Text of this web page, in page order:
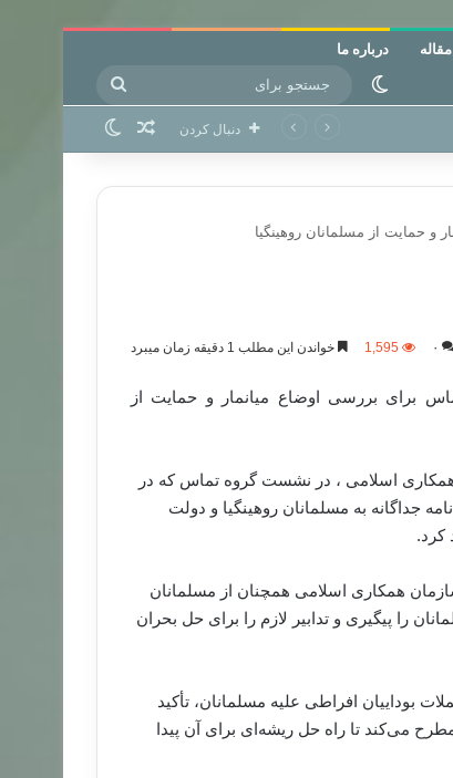
درباره ما
تغییر پوسته
برای دنبال کردن نوشته تصادفی
حمایت از مسلمانان روهینگیا
۰ 1,595 خواندن این مطلب 1 دقیقه زمان میبرد
برای بررسی اوضاع میانمار و حمایت از
همکاری اسلامی ، در نشست گروه تماس که در
جداگانه به مسلمانان روهینگیا و دولت
کرد.
همکاری اسلامی همچنان از مسلمانان
را پیگیری و تدابیر لازم را برای حل بحران
بوداییان افراطی علیه مسلمانان، تأکید
می‌کند تا راه‌ حل ریشه‌ای برای آن پیدا